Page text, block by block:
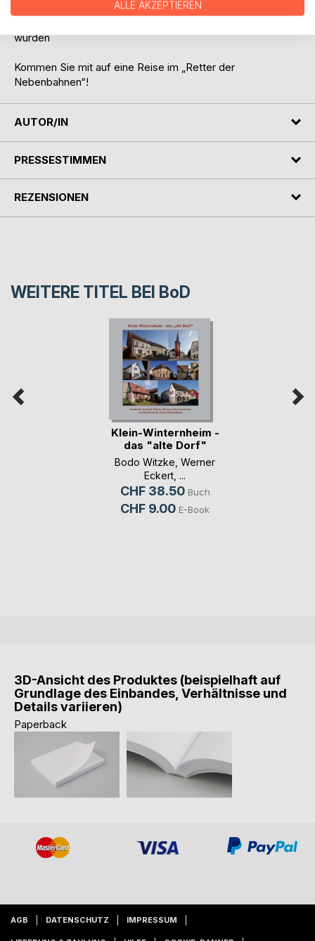
wurden
Kommen Sie mit auf eine Reise im „Retter der
Nebenbahnen“!
AUTOR/IN
PRESSESTIMMEN
REZENSIONEN
WEITERE TITEL BEI BoD
Klein-Winternheim -
das "alte Dorf"
Bodo Witzke Werner
Eckert , ...
CHF 38.50 Buch
CHF 9.00 E-Book
3D-Ansicht des Produktes (beispielhaft auf
Grundlage des Einbandes, Verhältnisse und
Details variieren)
Paperback
AGB DATENSCHUTZ IMPRESSUM
ALLE AKZEPTIEREN